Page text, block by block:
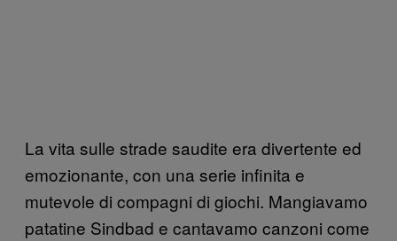
La vita sulle strade saudite era divertente ed
emozionante, con una serie infinita e
mutevole di compagni di giochi. Mangiavamo
patatine Sindbad e cantavamo canzoni come